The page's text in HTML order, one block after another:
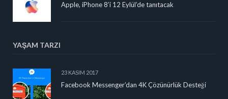
Apple, iPhone 8’i 12 Eylül’de tanıtacak
YAŞAM TARZI
23 KASIM 2017
Facebook Messenger’dan 4K Çözünürlük Desteği